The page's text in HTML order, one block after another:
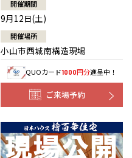
開催期間
9月12日(土)
開催場所
小山市西城南構造現場
QUOカード1000円分進呈中！
ご来場予約